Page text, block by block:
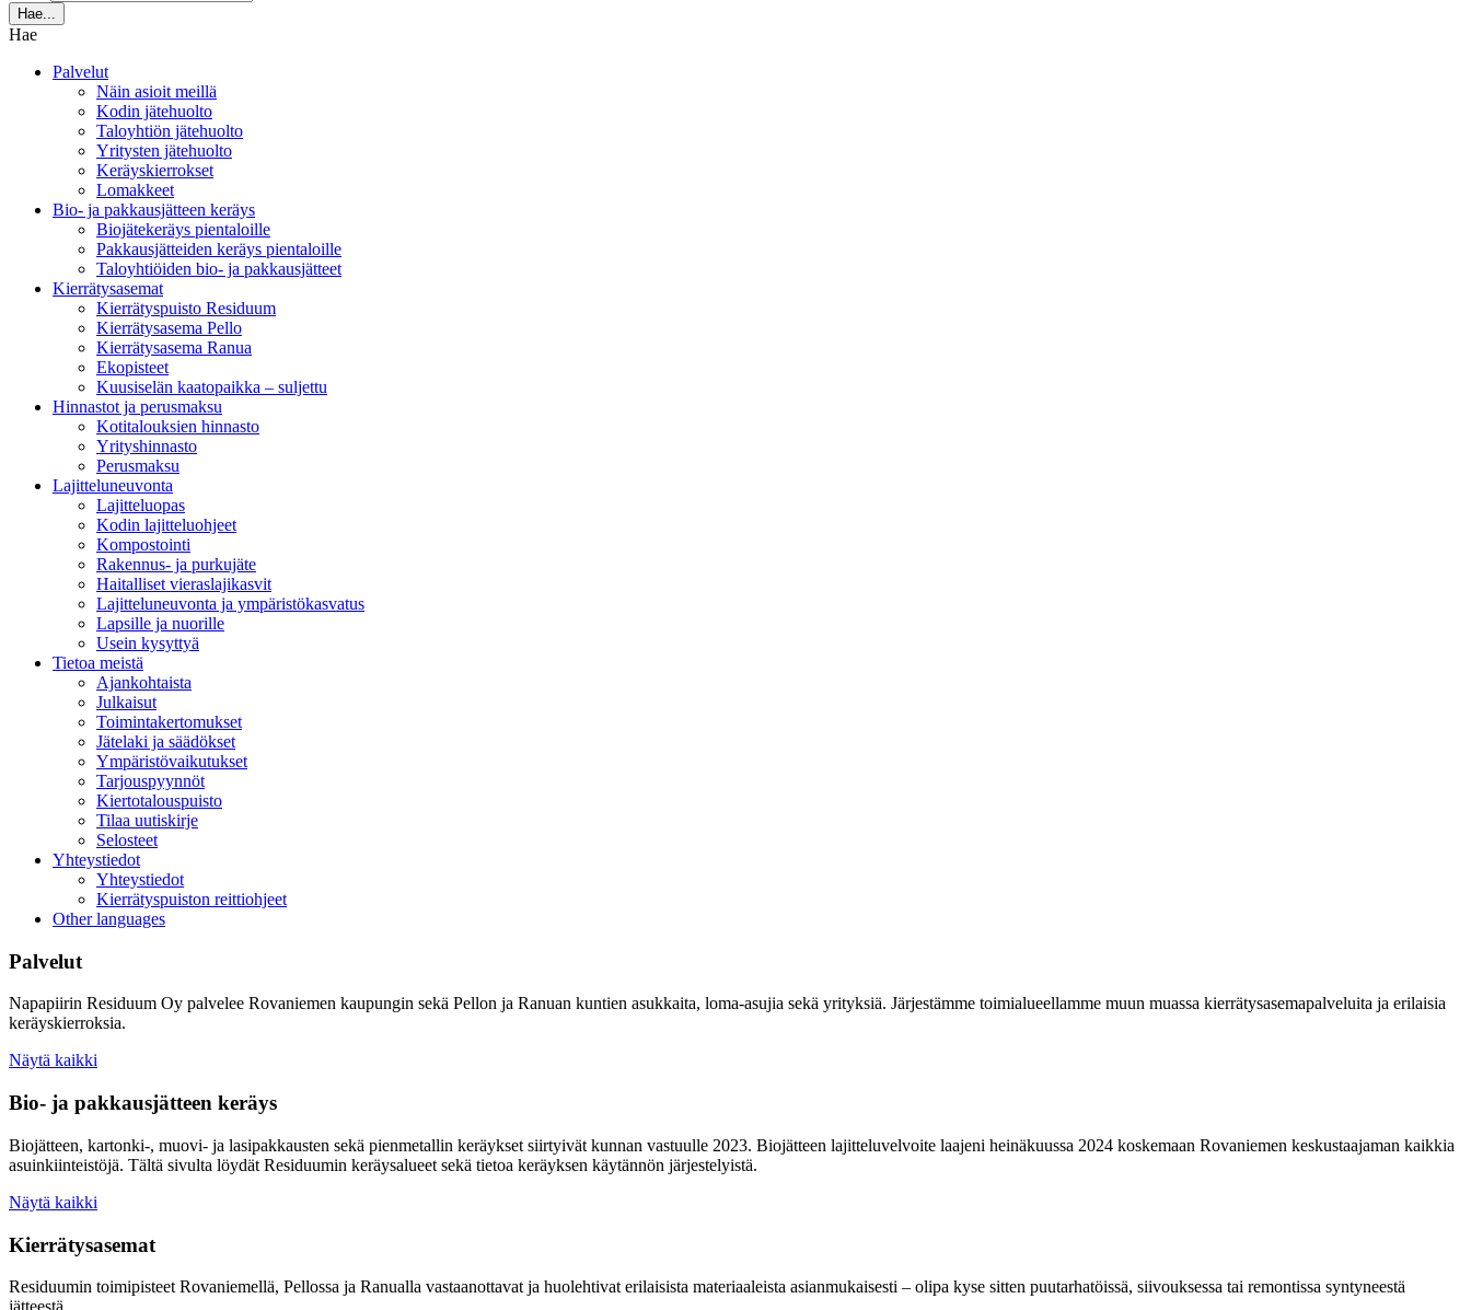
Hae...
Hae
Palvelut
Näin asioit meillä
Kodin jätehuolto
Taloyhtiön jätehuolto
Yritysten jätehuolto
Keräyskierrokset
Lomakkeet
Bio- ja pakkausjätteen keräys
Biojätekeräys pientaloille
Pakkausjätteiden keräys pientaloille
Taloyhtiöiden bio- ja pakkausjätteet
Kierrätysasemat
Kierrätyspuisto Residuum
Kierrätysasema Pello
Kierrätysasema Ranua
Ekopisteet
Kuusiselän kaatopaikka – suljettu
Hinnastot ja perusmaksu
Kotitalouksien hinnasto
Yrityshinnasto
Perusmaksu
Lajitteluneuvonta
Lajitteluopas
Kodin lajitteluohjeet
Kompostointi
Rakennus- ja purkujäte
Haitalliset vieraslajikasvit
Lajitteluneuvonta ja ympäristökasvatus
Lapsille ja nuorille
Usein kysyttyä
Tietoa meistä
Ajankohtaista
Julkaisut
Toimintakertomukset
Jätelaki ja säädökset
Ympäristövaikutukset
Tarjouspyynnöt
Kiertotalouspuisto
Tilaa uutiskirje
Selosteet
Yhteystiedot
Yhteystiedot
Kierrätyspuiston reittiohjeet
Other languages
Palvelut
Napapiirin Residuum Oy palvelee Rovaniemen kaupungin sekä Pellon ja Ranuan kuntien asukkaita, loma-asujia sekä yrityksiä. Järjestämme toimialueellamme muun muassa kierrätysasemapalveluita ja erilaisia
keräyskierroksia.
Näytä kaikki
Bio- ja pakkausjätteen keräys
Biojätteen, kartonki-, muovi- ja lasipakkausten sekä pienmetallin keräykset siirtyivät kunnan vastuulle 2023. Biojätteen lajitteluvelvoite laajeni heinäkuussa 2024 koskemaan Rovaniemen keskustaajaman kaikkia
asuinkiinteistöjä. Tältä sivulta löydät Residuumin keräysalueet sekä tietoa keräyksen käytännön järjestelyistä.
Näytä kaikki
Kierrätysasemat
Residuumin toimipisteet Rovaniemellä, Pellossa ja Ranualla vastaanottavat ja huolehtivat erilaisista materiaaleista asianmukaisesti – olipa kyse sitten puutarhatöissä, siivouksessa tai remontissa syntyneestä